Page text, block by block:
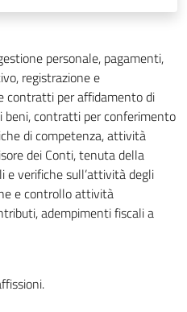
personale, pagamenti,
registrazione e
contratti per affidamento di
contratti per conferimento
di competenza, attività
dei Conti, tenuta della
verifiche sull’attività degli
e controllo attività
adempimenti fiscali a